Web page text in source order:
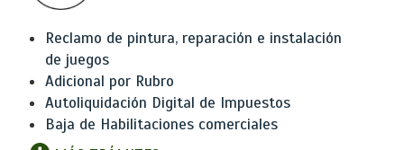
Reclamo de pintura, reparación e instalación
de juegos
Adicional por Rubro
Autoliquidación Digital de Impuestos
Baja de Habilitaciones comerciales